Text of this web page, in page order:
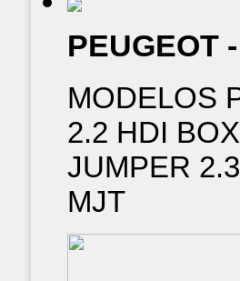
PEUGEOT
MODELOS
2.2 HDI
JUMPER
MJT